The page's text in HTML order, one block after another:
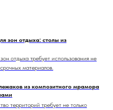
зон отдыха: столы из
отдыха требует использования не
материалов.
из композитного мрамора
территорий требует не только